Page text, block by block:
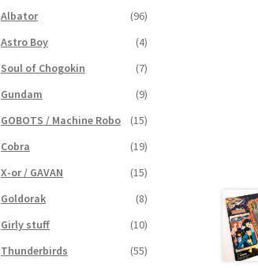
Albator
(96)
Astro Boy
(4)
Soul of Chogokin
(7)
Gundam
(9)
GOBOTS / Machine Robo
(15)
Cobra
(19)
X-or / GAVAN
(15)
Goldorak
(8)
Girly stuff
(10)
Thunderbirds
(55)